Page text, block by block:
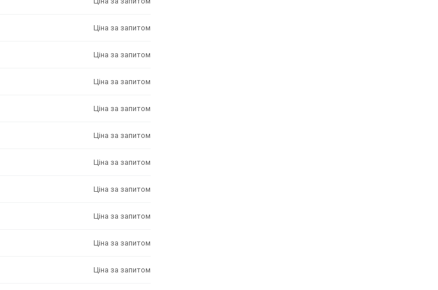
Ціна за запитом
Ціна за запитом
Ціна за запитом
Ціна за запитом
Ціна за запитом
Ціна за запитом
Ціна за запитом
Ціна за запитом
Ціна за запитом
Ціна за запитом